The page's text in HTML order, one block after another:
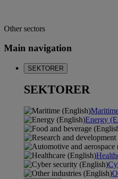
Other sectors
Main navigation
SEKTORER
SEKTORER
Energy